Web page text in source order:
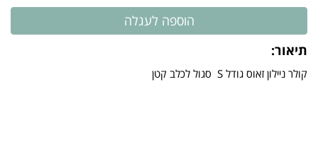
תיאור:
קולר ניילון זאוס גודל S סגול לכלב קטן